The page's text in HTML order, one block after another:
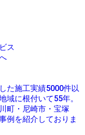
ス
た施工実績5000件以
域に根付いて55年。
町・尼崎市・宝塚
例を紹介しておりま